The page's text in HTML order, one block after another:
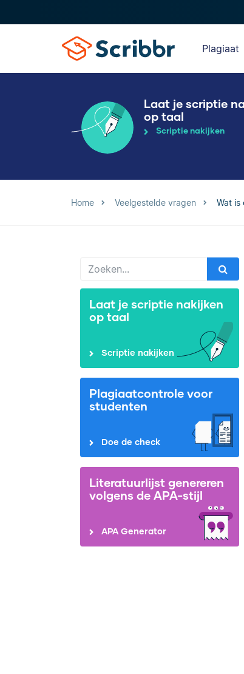
Plagiaat
Laat je scriptie
op taal
Scriptie nakijken
Home Veelgestelde vragen Wat is
Laat je scriptie nakijken
op taal
Scriptie nakijken
Plagiaatcontrole voor
studenten
Doe de check
Literatuurlijst genereren
volgens de APA-stijl
APA Generator